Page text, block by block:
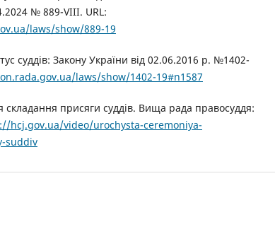
№ 889-VIII. URL:
laws/show/889-19
суддів: Закону України від 02.06.2016 р. №1402-
laws/show/1402-19#n1587
складання присяги суддів. Вища рада правосуддя:
hcj.gov.ua/video/urochysta-ceremoniya-
suddiv